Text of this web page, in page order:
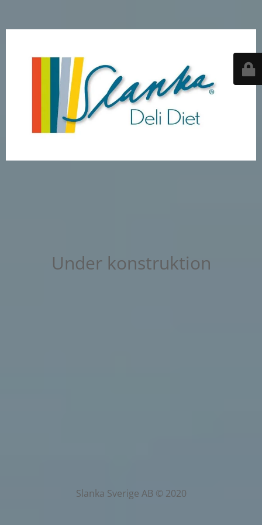
Under konstruktion
Slanka Sverige AB © 2020